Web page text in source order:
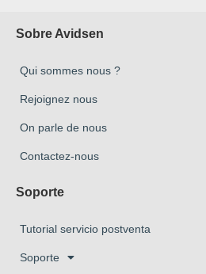
Sobre Avidsen
Qui sommes nous ?
Rejoignez nous
On parle de nous
Contactez-nous
Soporte
Tutorial servicio postventa
Soporte